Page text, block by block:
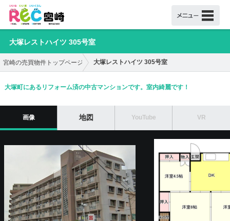
大塚レストハイツ 305号室
宮崎の売買物件トップページ 大塚レストハイツ 305号室
大塚町にあるリフォーム済の中古マンションです。室内綺麗です！
画像 地図 YouTube VR